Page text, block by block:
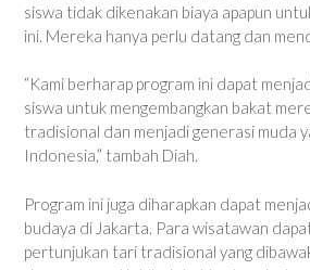
siswa tidak dikenakan biaya apapun
ini. Mereka hanya perlu datang dan
“Kami berharap program ini dapat
siswa untuk mengembangkan bakat
tradisional dan menjadi generasi muda
Indonesia,” tambah Diah.
Program ini juga diharapkan dapat
budaya di Jakarta. Para wisatawan
pertunjukan tari tradisional yang